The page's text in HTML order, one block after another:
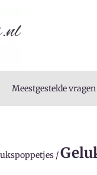
Meestgestelde vragen
/